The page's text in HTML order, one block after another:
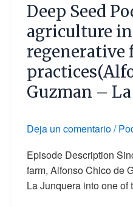
Deep Seed
agriculture
regenerative
Guzman –
Deja un comentario/
Episode Description
farm, Alfonso Chico de
La Junquera into one of
Podcast:
Saving
agriculture
in
Spain
with
regenerative
practices(Alfonso
de
Guzman
–